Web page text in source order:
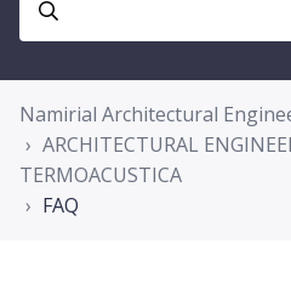
Namirial Architectural
ARCHITECTURAL
TERMOACUSTICA
FAQ